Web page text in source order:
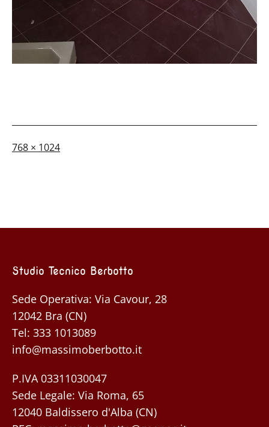
A
768 × 1024
Studio Tecnico Berbotto
Sede Operativa: Via Cavour, 28
12042 Bra (CN)
Tel: 333 1013089
info@massimoberbotto.it
P.IVA 03311030047
Sede Legale: Via Roma, 65
12040 Baldissero d'Alba (CN)